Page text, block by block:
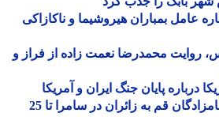
بمباران هیروشیما و ناکازاکی
محمدرضا نعمت زاده از فراز و
پایان جنگ ایران و آمریکا
خدمت رسانی موکب امامزادگان قم به زائران در سامرا تا 25